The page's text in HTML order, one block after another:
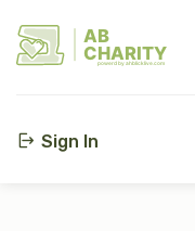
AB
CHARITY
powerd by ahblicklive.com
Sign In